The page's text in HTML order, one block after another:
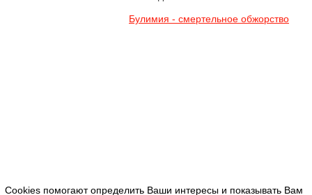
Булимия - смертельное обжорство
конце статьи
Cookies помогают определить Ваши интересы и показывать Вам